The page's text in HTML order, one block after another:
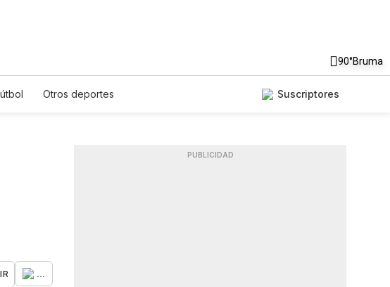
90°Bruma
Otros deportes Suscriptores
...
PUBLICIDAD